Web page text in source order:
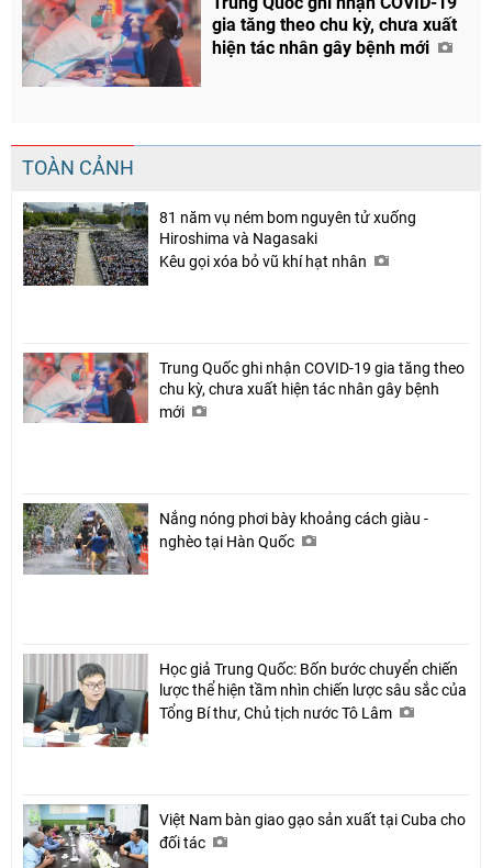
gia tăng theo chu kỳ, chưa xuất
hiện tác nhân gây bệnh mới
TOÀN CẢNH
81 năm vụ ném bom nguyên tử xuống
Hiroshima và Nagasaki
Kêu gọi xóa bỏ vũ khí hạt nhân
Trung Quốc ghi nhận COVID-19 gia tăng theo
chu kỳ, chưa xuất hiện tác nhân gây bệnh
mới
Nắng nóng phơi bày khoảng cách giàu -
nghèo tại Hàn Quốc
Học giả Trung Quốc: Bốn bước chuyển chiến
lược thể hiện tầm nhìn chiến lược sâu sắc của
Tổng Bí thư, Chủ tịch nước Tô Lâm
Việt Nam bàn giao gạo sản xuất tại Cuba cho
đối tác